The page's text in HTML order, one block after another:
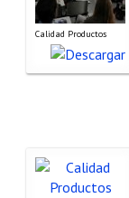
Presentación ITEA
Equipo Editorial
Directrices
Políticas
Calidad Productos